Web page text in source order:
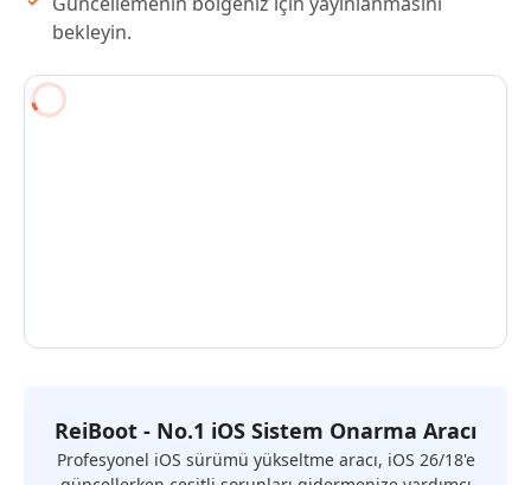
bekleyin.
ReiBoot - No.1 iOS Sistem Onarma Aracı
Profesyonel iOS sürümü yükseltme aracı, iOS 26/18'e